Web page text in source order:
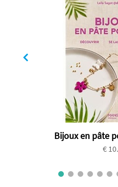
Bijoux en pâte
€